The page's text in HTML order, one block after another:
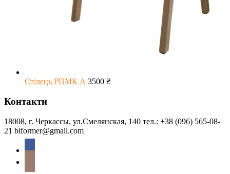
Стілець РПМК А 3500 ₴
Контакти
18008, г. Черкассы, ул.Смелянская, 140 тел.: +38 (096) 565-08-
21 biformer@gmail.com